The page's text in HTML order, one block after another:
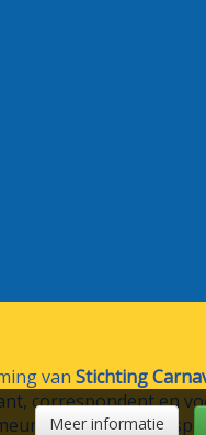
van Stichting
correspondent en
en heel veel
Meer informatie